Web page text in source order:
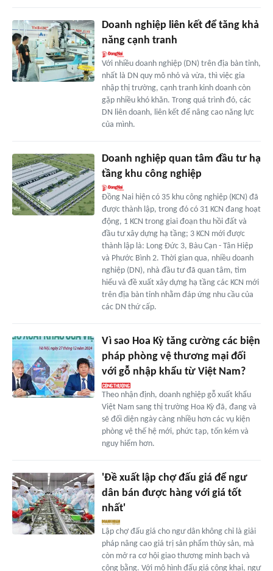
Doanh nghiệp liên kết để tăng khả
năng cạnh tranh
Với nhiều doanh nghiệp (DN) trên địa bàn tỉnh,
nhất là DN quy mô nhỏ và vừa, thì việc gia
nhập thị trường, cạnh tranh kinh doanh còn
gặp nhiều khó khăn. Trong quá trình đó, các
DN liên doanh, liên kết để nâng cao năng lực
của mình.
Doanh nghiệp quan tâm đầu tư hạ
tầng khu công nghiệp
Đồng Nai hiện có 35 khu công nghiệp (KCN) đã
được thành lập, trong đó có 31 KCN đang hoạt
động, 1 KCN trong giai đoạn thu hồi đất và
đầu tư xây dựng hạ tầng; 3 KCN mới được
thành lập là: Long Đức 3, Bàu Cạn - Tân Hiệp
và Phước Bình 2. Thời gian qua, nhiều doanh
nghiệp (DN), nhà đầu tư đã quan tâm, tìm
hiểu và đề xuất xây dựng hạ tầng các KCN mới
trên địa bàn tỉnh nhằm đáp ứng nhu cầu của
các DN thứ cấp.
Vì sao Hoa Kỳ tăng cường các biện
pháp phòng vệ thương mại đối
với gỗ nhập khẩu từ Việt Nam?
Theo nhận định, doanh nghiệp gỗ xuất khẩu
Việt Nam sang thị trường Hoa Kỳ đã, đang và
sẽ đối diện ngày càng nhiều hơn các vụ kiện
phòng vệ thế hệ mới, phức tạp, tốn kém và
nguy hiểm hơn.
'Đề xuất lập chợ đấu giá để ngư
dân bán được hàng với giá tốt
nhất'
Lập chợ đấu giá cho ngư dân không chỉ là giải
pháp nâng cao giá trị sản phẩm thủy sản, mà
còn mở ra cơ hội giao thương minh bạch và
công bằng. Với mô hình đấu giá công khai, ngư